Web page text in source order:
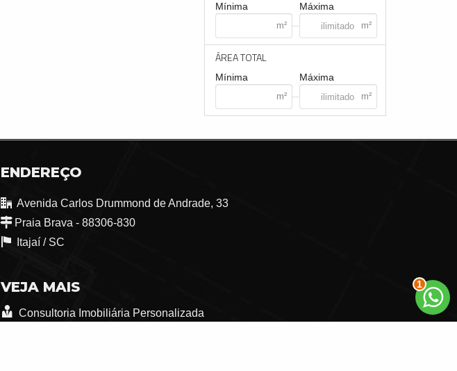
Mínima Máxima
ÁREA TOTAL
Mínima Máxima
ENDEREÇO
Avenida Carlos Drummond de Andrade, 33
Praia Brava - 88306-830
Itajaí / SC
VEJA MAIS
Consultoria Imobiliária Personalizada
1